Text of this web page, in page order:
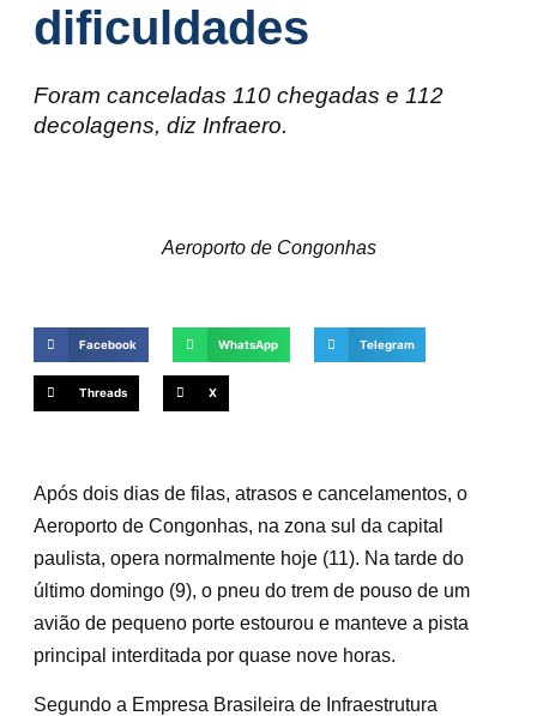
dificuldades
Foram canceladas 110 chegadas e 112
decolagens, diz Infraero.
Aeroporto de Congonhas
Facebook WhatsApp Telegram
Threads X
Após dois dias de filas, atrasos e cancelamentos, o
Aeroporto de Congonhas, na zona sul da capital
paulista, opera normalmente hoje (11). Na tarde do
último domingo (9), o pneu do trem de pouso de um
avião de pequeno porte estourou e manteve a pista
principal interditada por quase nove horas.
Segundo a Empresa Brasileira de Infraestrutura